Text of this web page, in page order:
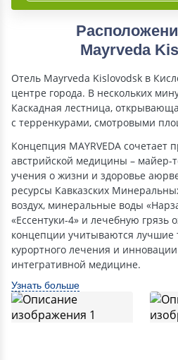
Mayrveda
Отель Mayrveda Kislovodsk в
центре города. В нескольких
Каскадная лестница,
с терренкурами, смотровыми
Концепция MAYRVEDA
австрийской медицины – майер-
учения о жизни и здоровье
ресурсы Кавказских
воздух, минеральные воды
«Ессентуки-4» и лечебную грязь
концепции учитываются лучшие
курортного лечения и
интегративной медицине.
Узнать больше